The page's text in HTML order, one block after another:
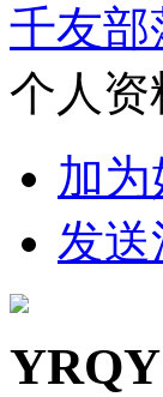
千友部
个人资
加为
发送